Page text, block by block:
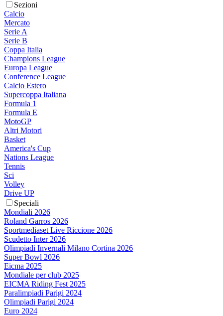
Sezioni
Calcio
Mercato
Serie A
Serie B
Coppa Italia
Champions League
Europa League
Conference League
Calcio Estero
Supercoppa Italiana
Formula 1
Formula E
MotoGP
Altri Motori
Basket
America's Cup
Nations League
Tennis
Sci
Volley
Drive UP
Speciali
Mondiali 2026
Roland Garros 2026
Sportmediaset Live Riccione 2026
Scudetto Inter 2026
Olimpiadi Invernali Milano Cortina 2026
Super Bowl 2026
Eicma 2025
Mondiale per club 2025
EICMA Riding Fest 2025
Paralimpiadi Parigi 2024
Olimpiadi Parigi 2024
Euro 2024